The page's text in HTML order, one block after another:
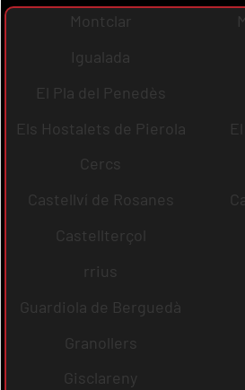
Montclar
Igualada
El Pla del Penedès
Els Hostalets de Pierola
Cercs
Castellví de Rosanes
Castellterçol
rrius
Guardiola de Berguedà
Granollers
Gisclareny